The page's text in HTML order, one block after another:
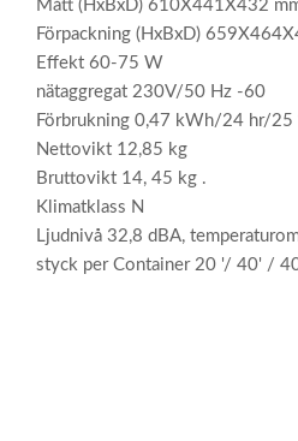
Mått (HxBxD) 610X441X432
Förpackning (HxBxD)
Effekt 60-75 W
nätaggregat 230V/50 Hz -60
Förbrukning 0,47 kWh/24 hr/25
Nettovikt 12,85 kg
Bruttovikt 14, 45 kg .
Klimatklass N
Ljudnivå 32,8 dBA,
styck per Container 20 '/ 40' /